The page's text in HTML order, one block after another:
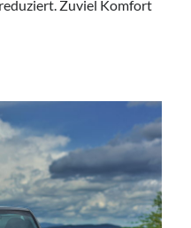
Zuviel Komfort